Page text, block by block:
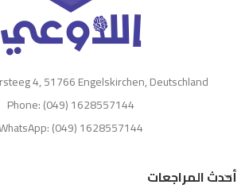
4, 51766 Engelskirchen, Deutschland
Phone: (049) 1628557144
(049) 1628557144
أحدث المراجعات